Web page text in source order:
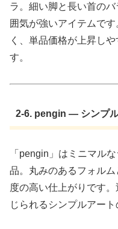
ラ。細い脚と長い首の
囲気が強いアイテムで
く、単品価格が上昇しや
す。
2-6. pengin — シンプ
「pengin」はミニマル
品。丸みのあるフォル
度の高い仕上がりです
じられるシンプルアート